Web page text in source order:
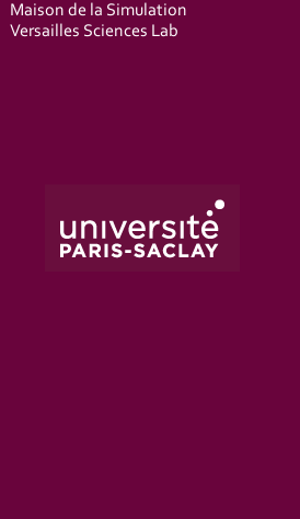
Maison de la Simulation
Versailles Sciences Lab